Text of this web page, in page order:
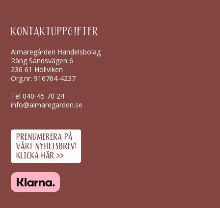
KONTAKTUPPGIFTER
Almaregården Handelsbolag
Räng Sandsvägen 6
236 61 Höllviken
Org.nr: 916764-4237
Tel040-45 70 24
info@almaregarden.se